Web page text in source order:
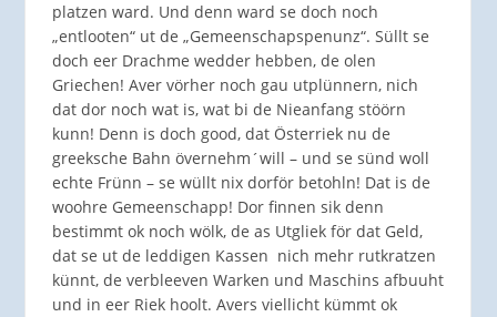
platzen ward. Und denn ward se doch noch
„entlooten“ ut de „Gemeenschapspenunz“. Süllt se
doch eer Drachme wedder hebben, de olen
Griechen! Aver vörher noch gau utplünnern, nich
dat dor noch wat is, wat bi de Nieanfang stöörn
kunn! Denn is doch good, dat Österriek nu de
greeksche Bahn övernehm´will – und se sünd woll
echte Frünn – se wüllt nix dorför betohln! Dat is de
woohre Gemeenschapp! Dor finnen sik denn
bestimmt ok noch wölk, de as Utgliek för dat Geld,
dat se ut de leddigen Kassen nich mehr rutkratzen
künnt, de verbleeven Warken und Maschins afbuuht
und in eer Riek hoolt. Avers viellicht kümmt ok